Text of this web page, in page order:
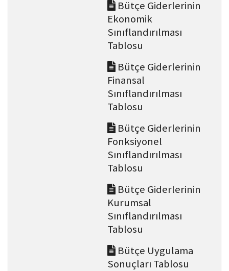
Bütçe Giderlerinin
Ekonomik
Sınıflandırılması
Tablosu
Bütçe Giderlerinin
Finansal
Sınıflandırılması
Tablosu
Bütçe Giderlerinin
Fonksiyonel
Sınıflandırılması
Tablosu
Bütçe Giderlerinin
Kurumsal
Sınıflandırılması
Tablosu
Bütçe Uygulama
Sonuçları Tablosu